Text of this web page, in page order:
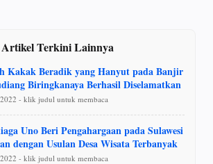
Artikel Terkini Lainnya
Kakak Beradik yang Hanyut pada Banjir
Biringkanaya Berhasil Diselamatkan
- klik judul untuk membaca
Uno Beri Pengahargaan pada Sulawesi
dengan Usulan Desa Wisata Terbanyak
- klik judul untuk membaca